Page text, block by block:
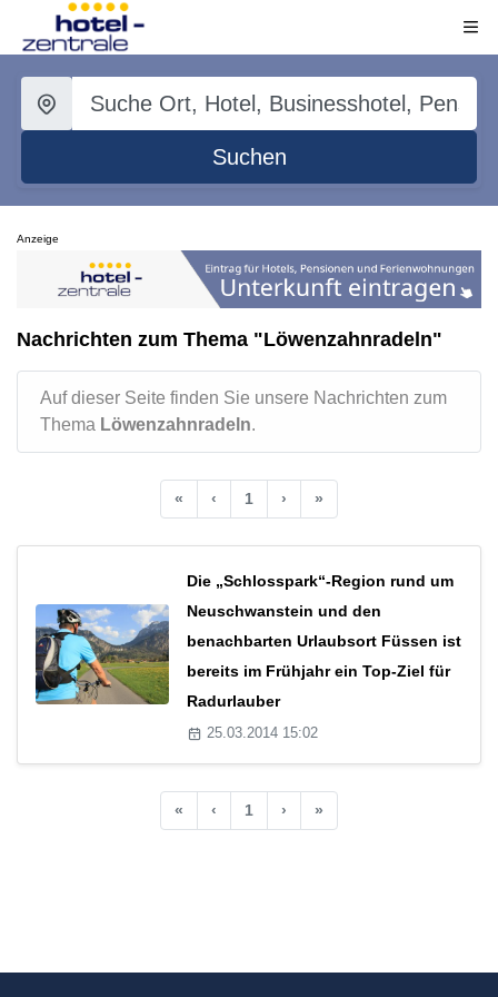
Suchen
Anzeige
Nachrichten zum Thema "Löwenzahnradeln"
Auf dieser Seite finden Sie unsere Nachrichten zum
Thema Löwenzahnradeln.
« ‹ 1 › »
Die „Schlosspark“-Region rund um
Neuschwanstein und den
benachbarten Urlaubsort Füssen ist
bereits im Frühjahr ein Top-Ziel für
Radurlauber
25.03.2014 15:02
« ‹ 1 › »